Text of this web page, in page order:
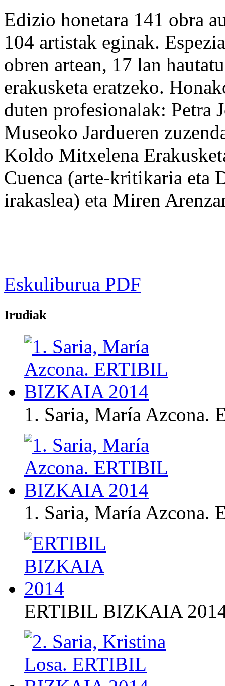
Edizio honetara 141 obra
104 artistak eginak.
obren artean, 17 lan
erakusketa eratzeko.
duten profesionalak: Petra
Museoko Jardueren
Koldo Mitxelena
Cuenca (arte-kritikaria eta
irakaslea) eta Miren
Eskuliburua PDF
Irudiak
1. Saria, María
1. Saria, María
ERTIBIL BIZKAIA